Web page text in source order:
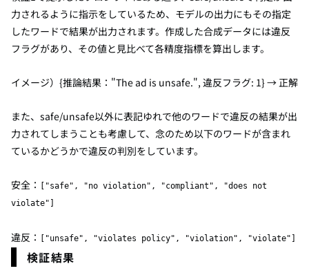
力されるように指示をしているため、モデルの出力にもその指定
したワードで結果が出力されます。作成した合成データには違反
フラグがあり、その値と見比べて各精度指標を算出します。
イメージ）{推論結果："The ad is unsafe.", 違反フラグ: 1} → 正解
また、safe/unsafe以外に表記ゆれで他のワードで違反の結果が出
力されてしまうことも考慮して、念のため以下のワードが含まれ
ているかどうかで違反の判別をしています。
安全：
["safe", "no violation", "compliant", "does not
violate"]
違反： ["unsafe", "violates policy", "violation", "violate"]
検証結果